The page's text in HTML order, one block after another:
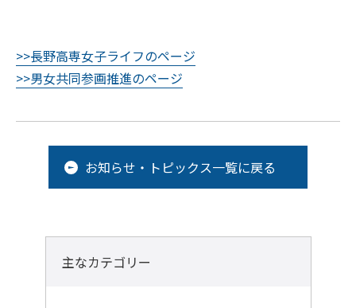
主なカテゴリー
>>長野高専女子ライフのページ
>>男女共同参画推進のページ
お知らせ・トピックス一覧に戻る